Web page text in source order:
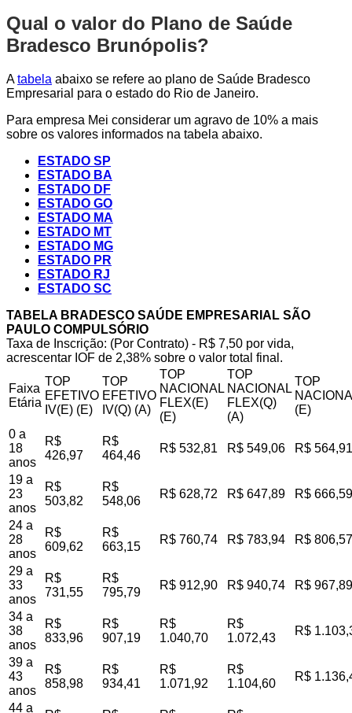
Qual o valor do Plano de Saúde
Bradesco Brunópolis?
Atabela abaixo se refere ao plano de Saúde Bradesco
Empresarial para o estado do Rio de Janeiro.
Para empresa Mei considerar um agravo de 10% a mais
sobre os valores informados na tabela abaixo.
ESTADO SP
ESTADO BA
ESTADO DF
ESTADO GO
ESTADO MA
ESTADO MT
ESTADO MG
ESTADO PR
ESTADO RJ
ESTADO SC
TABELA BRADESCO SAÚDE EMPRESARIAL SÃO
PAULO COMPULSÓRIO
Taxa de Inscrição: (Por Contrato) - R$ 7,50 por vida,
acrescentar IOF de 2,38% sobre o valor total final.
Faixa
Etária
TOP
EFETIVO
IV(E) (E)
TOP
EFETIVO
IV(Q) (A)
TOP
NACIONAL
FLEX(E)
(E)
TOP
NACIONAL
FLEX(Q)
(A)
TOP
(E)
0 a
18
anos
R$
426,97
R$
464,46
R$ 532,81 R$ 549,06 R$ 564,91
19 a
23
anos
R$
503,82
R$
548,06
R$ 628,72 R$ 647,89 R$ 666,59
24 a
28
anos
R$
609,62
R$
663,15
R$ 760,74 R$ 783,94 R$ 806,57
29 a
33
anos
R$
731,55
R$
795,79
R$ 912,90 R$ 940,74 R$ 967,89
34 a
38
anos
R$
833,96
R$
907,19
R$
1.040,70
R$
1.072,43
R$
39 a
43
anos
R$
858,98
R$
934,41
R$
1.071,92
R$
1.104,60
R$
44 a